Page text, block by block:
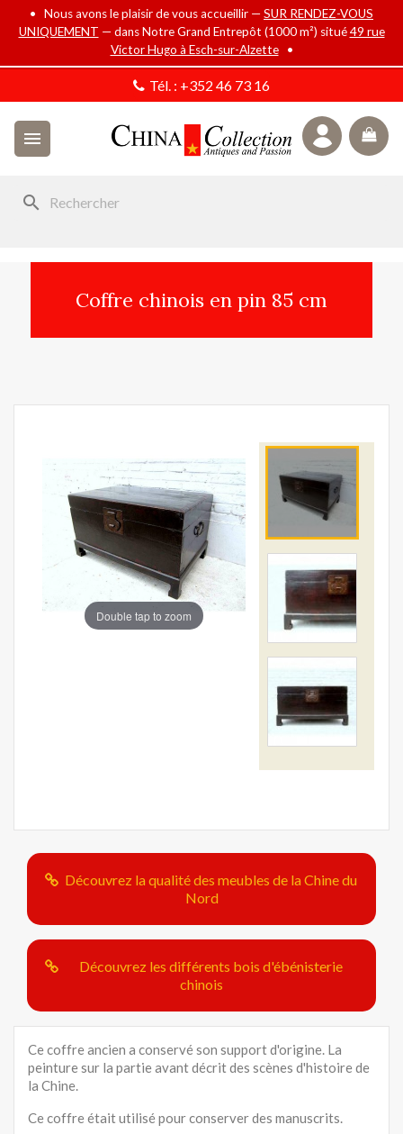
• Nous avons le plaisir de vous accueillir — SUR RENDEZ-VOUS
UNIQUEMENT — dans Notre Grand Entrepôt (1000 m²) situé49 rue
Victor Hugo à Esch-sur-Alzette•
Tél. : +352 46 73 16

search
Coffre chinois en pin 85 cm
Double tap to zoom
Découvrez la qualité des meubles de la Chine du
Nord
Découvrez les différents bois d'ébénisterie
chinois
Ce coffre ancien a conservé son support d'origine. La
peinture sur la partie avant décrit des scènes d'histoire de
la Chine.
Ce coffre était utilisé pour conserver des manuscrits.